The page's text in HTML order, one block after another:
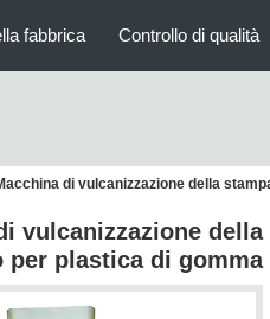
fabbrica Controllo di qualità
di vulcanizzazione della
vulcanizzazione
per plastica di gomma